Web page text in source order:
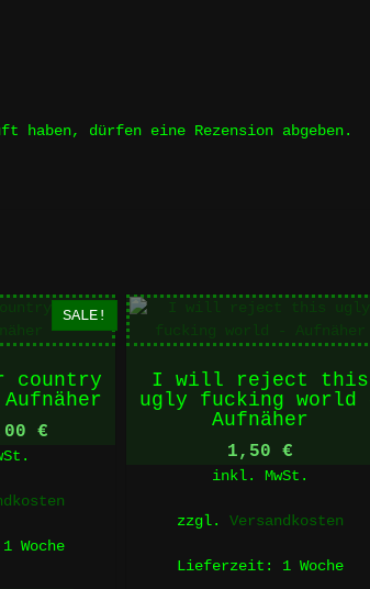
haben, dürfen eine Rezension abgeben.
SALE!
country
€
€Aktueller
1,00 €.
1 Woche
I will reject this
ugly fucking world
Aufnäher
1,50€
inkl. MwSt.
zzgl.Versandkosten
Lieferzeit: 1 Woche